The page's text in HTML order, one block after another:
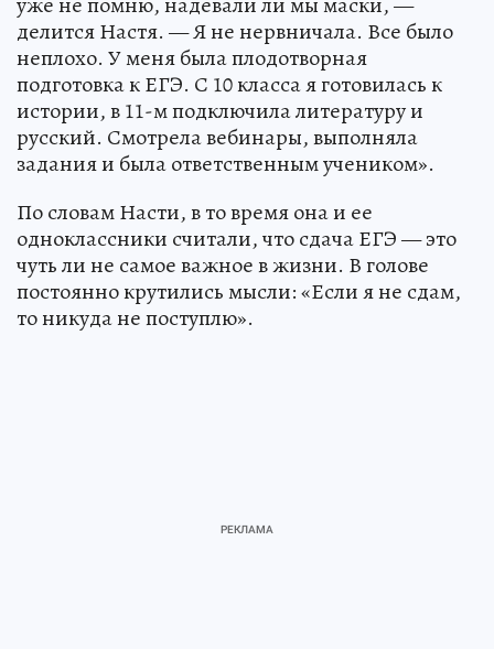
делится Настя. — Я не нервничала. Все было
неплохо. У меня была плодотворная
подготовка к ЕГЭ. С 10 класса я готовилась к
истории, в 11-м подключила литературу и
русский. Смотрела вебинары, выполняла
задания и была ответственным учеником».
По словам Насти, в то время она и ее
одноклассники считали, что сдача ЕГЭ — это
чуть ли не самое важное в жизни. В голове
постоянно крутились мысли: «Если я не сдам,
то никуда не поступлю».